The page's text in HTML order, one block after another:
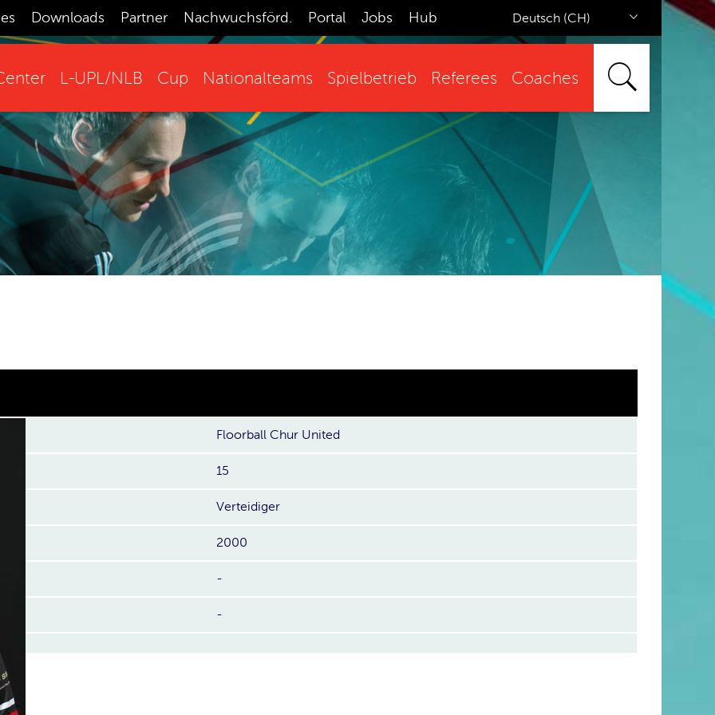
Downloads Partner Nachwuchsförd. Portal Jobs Hub Deutsch (CH)
L-UPL/NLB Cup Nationalteams Spielbetrieb Referees Coaches
Floorball Chur United
15
Verteidiger
2000
-
-